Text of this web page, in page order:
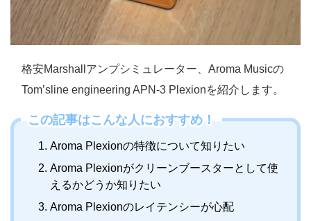
格安Marshallアンプシミュレーター、Aroma Musicの
Tom’sline engineering APN-3 Plexionを紹介します。
この記事はこんな人におすすめ！
Aroma Plexionの特徴について知りたい
Aroma Plexionがクリーンブースターとして使
えるかどうか知りたい
Aroma Plexionのレイテンシーが心配